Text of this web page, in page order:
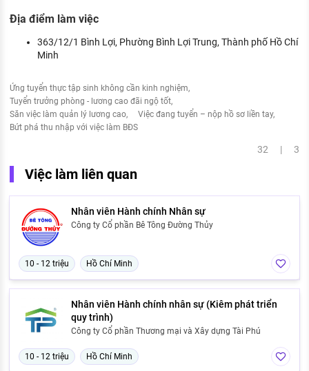
Địa điểm làm việc
363/12/1 Bình Lợi, Phường Bình Lợi Trung, Thành phố Hồ Chí
Minh
Ứng tuyển thực tập sinh không cần kinh nghiệm
Tuyển trưởng phòng - lương cao đãi ngộ tốt
Săn việc làm quản lý lương cao
Việc đang tuyển – nộp hồ sơ liền tay
Bứt phá thu nhập với việc làm BĐS
32 | 3
Việc làm liên quan
Nhân viên Hành chính Nhân sự
Công ty Cổ phần Bê Tông Đường Thủy
10 - 12 triệu Hồ Chí Minh
Nhân viên Hành chính nhân sự (Kiêm phát triển
quy trình)
Công ty Cổ phần Thương mại và Xây dựng Tài Phú
10 - 12 triệu Hồ Chí Minh